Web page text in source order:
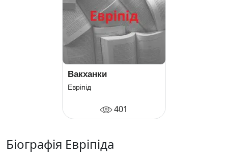
Вакханки
Евріпід
401
Біографія Евріпіда